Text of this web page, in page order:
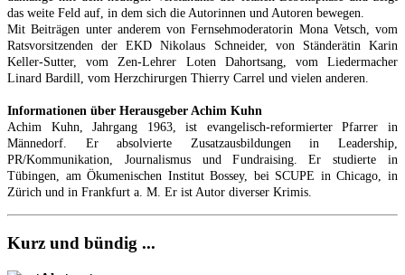
das weite Feld auf, in dem sich die Autorinnen und Autoren bewegen.
Mit Beiträgen unter anderem von Fernsehmoderatorin Mona Vetsch, vom
Ratsvorsitzenden der EKD Nikolaus Schneider, von Ständerätin Karin
Keller-Sutter, vom Zen-Lehrer Loten Dahortsang, vom Liedermacher
Linard Bardill, vom Herzchirurgen Thierry Carrel und vielen anderen.
Informationen über Herausgeber Achim Kuhn
Achim Kuhn, Jahrgang 1963, ist evangelisch-reformierter Pfarrer in
Männedorf. Er absolvierte Zusatzausbildungen in Leadership,
PR/Kommunikation, Journalismus und Fundraising. Er studierte in
Tübingen, am Ökumenischen Institut Bossey, bei SCUPE in Chicago, in
Zürich und in Frankfurt a. M. Er ist Autor diverser Krimis.
Kurz und bündig ...